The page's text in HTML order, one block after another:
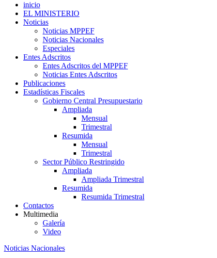
inicio
EL MINISTERIO
Noticias
Noticias MPPEF
Noticias Nacionales
Especiales
Entes Adscritos
Entes Adscritos del MPPEF
Noticias Entes Adscritos
Publicaciones
Estadísticas Fiscales
Gobierno Central Presupuestario
Ampliada
Mensual
Trimestral
Resumida
Mensual
Trimestral
Sector Público Restringido
Ampliada
Ampliada Trimestral
Resumida
Resumida Trimestral
Contactos
Multimedia
Galería
Video
Noticias Nacionales